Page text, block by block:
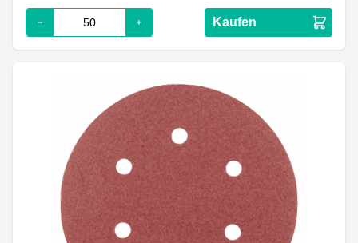
Kaufen